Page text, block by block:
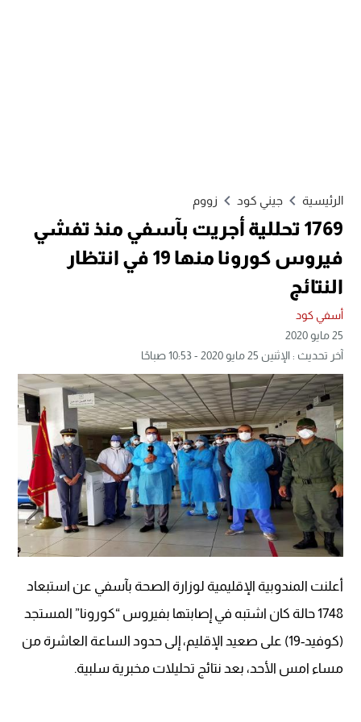
الرئيسية جيني كود زووم
1769 تحللية أجريت بآسفي منذ تفشي
فيروس كورونا منها 19 في انتظار
النتائج
أسفي كود
25 مايو 2020
آخر تحديث : الإثنين 25 مايو 2020 - 10:53 صباحًا
أعلنت المندوبية الإقليمية لوزارة الصحة بآسفي عن استبعاد
1748 حالة كان اشتبه في إصابتها بفيروس “كورونا” المستجد
(كوفيد-19) على صعيد الإقليم، إلى حدود الساعة العاشرة من
مساء امس الأحد، بعد نتائج تحليلات مخبرية سلبية.